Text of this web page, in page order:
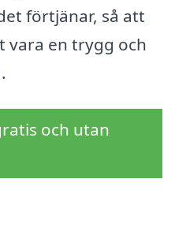
förtjänar, så att
en trygg och
och utan